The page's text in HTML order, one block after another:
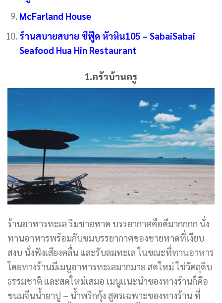
McFarland House
ร้านสบายสบาย ซีฟู๊ด หัวหิน105 – SabaiSabai
Seafood Hua Hin Restaurant
1.ครัวบ้านครู
ร้านอาหารทะเล ริมชายหาด บรรยากาศคือดีมากกกก นั่ง
ทานอาหารพร้อมกับชมบรรยากาศของชายหาดที่เงียบ
สงบ นั่งฟังเสียงคลื่น และรับลมทะเล ในขณะที่ทานอาหาร
โดยทางร้านมีเมนูอาหารทะเลมากมาย สดใหม่ ใช่วัตถุดิบ
ธรรมชาติ และสดใหม่เสมอ เมนูแนะนำของทางร้านก็คือ
ขนมจีนน้ำยาปู – น้ำพริกกุ้ง สูตรเฉพาะของทางร้าน ที่